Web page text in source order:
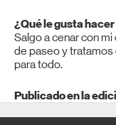
¿Qué le gusta
Salgo a cenar con
de paseo y
para todo.
Publicado en la